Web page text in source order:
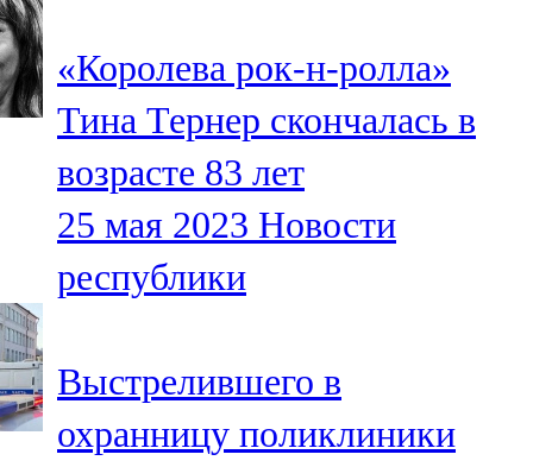
106,1 FM
Кама тамагы
71,51 FM
Кукмара
107,9 FM
102,1 FM
Мамадыш
«Королева рок-н-ролла»
Тина Тернер скончалась в
возрасте 83 лет
25 мая 2023 Новости
республики
Выстрелившего в
охранницу поликлиники